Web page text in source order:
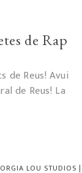
de Rap
de Reus! Avui
de Reus! La
LOU STUDIOS |